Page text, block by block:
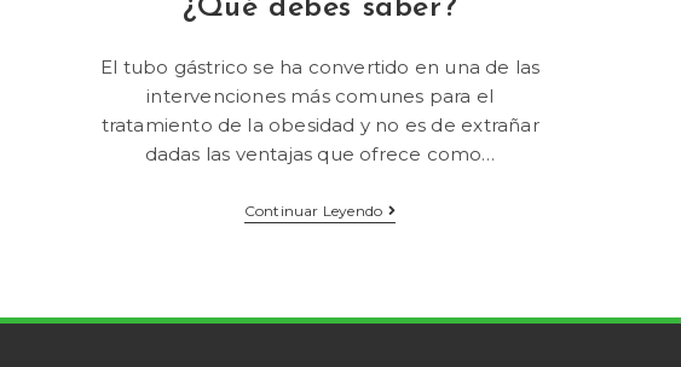
¿Qué debes saber?
El tubo gástrico se ha convertido en una de las
intervenciones más comunes para el
tratamiento de la obesidad y no es de extrañar
dadas las ventajas que ofrece como…
Continuar Leyendo